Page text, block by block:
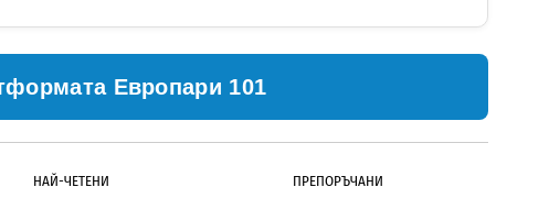
Европари 101
НАЙ-ЧЕТЕНИ ПРЕПОРЪЧАНИ